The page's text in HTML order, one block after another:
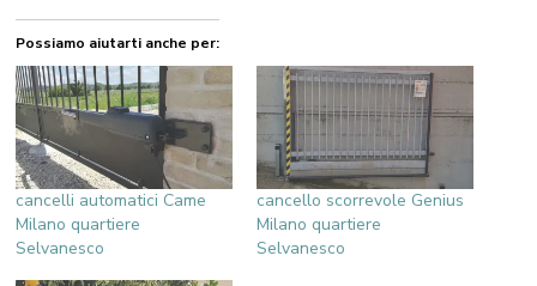
Possiamo aiutarti anche per:
cancelli automatici Came
Milano quartiere
Selvanesco
cancello scorrevole Genius
Milano quartiere
Selvanesco